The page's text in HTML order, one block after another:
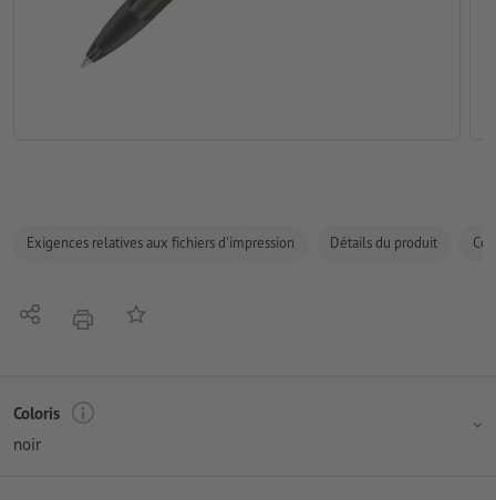
Exigences relatives aux fichiers d'impression Détails du produit
PartagerimprimerAjouter à liste d'article
Coloris
noir